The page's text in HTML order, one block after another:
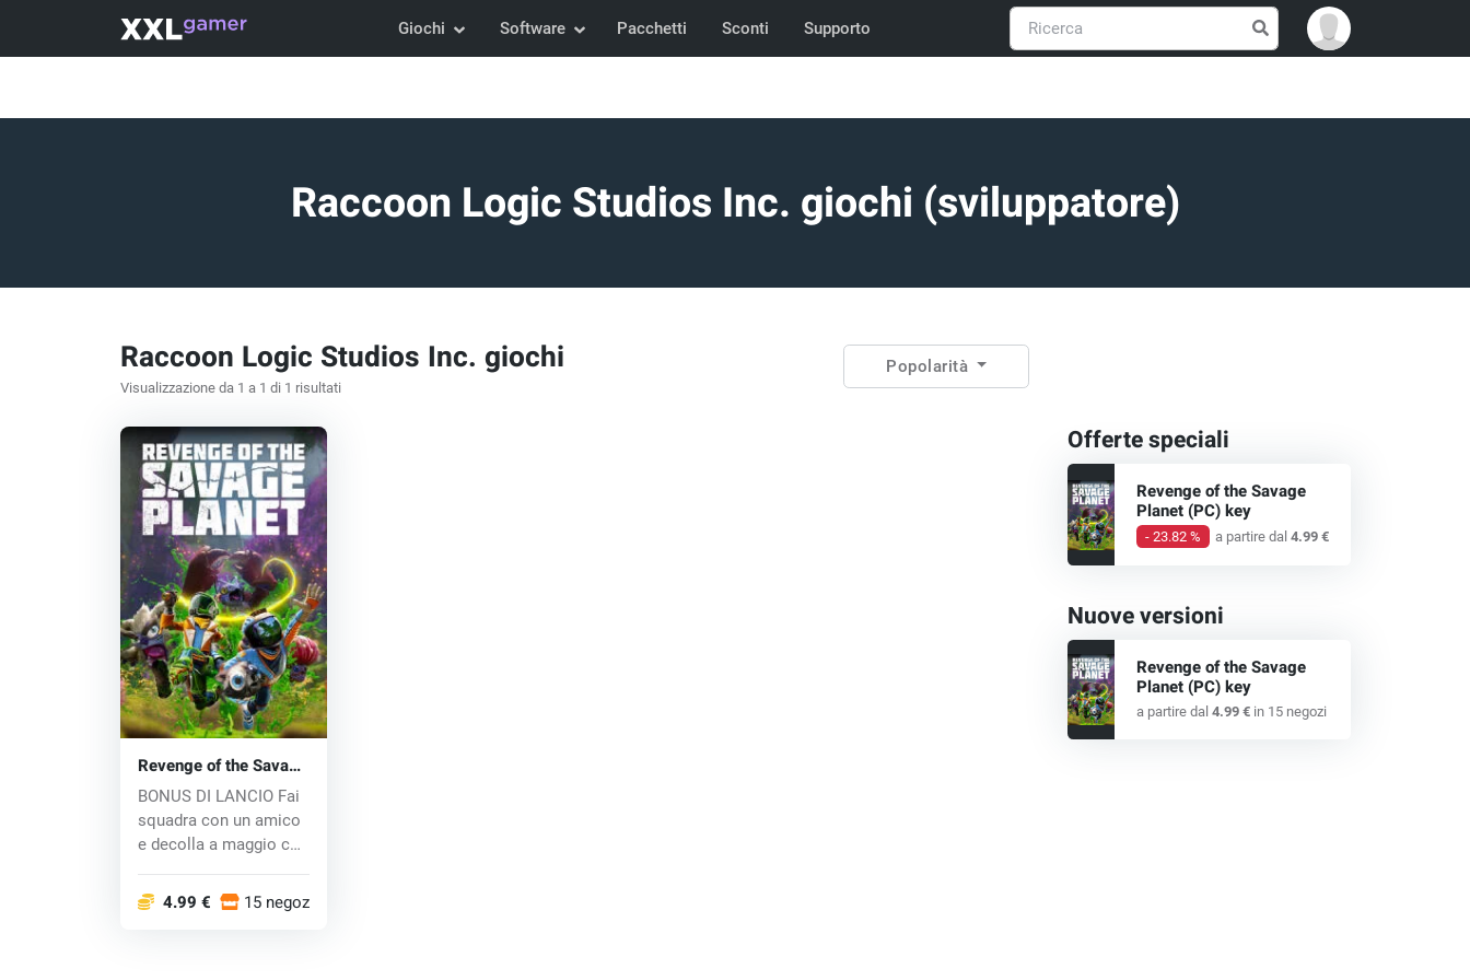
Giochi Software Pacchetti Sconti Supporto
Raccoon Logic Studios Inc. giochi (sviluppatore)
Raccoon Logic Studios Inc. giochi
Visualizzazione da 1 a 1 di 1 risultati
Popolarità
Revenge of the Savage
Planet (PC) key
BONUS DI LANCIO Fai
squadra con un amico
e decolla a maggio con
4.99 € 15 negozi
Offerte speciali
Revenge of the Savage
Planet (PC) key
- 23.82 % a partire dal 4.99 €
Nuove versioni
Revenge of the Savage
Planet (PC) key
a partire dal 4.99 €in 15 negozi